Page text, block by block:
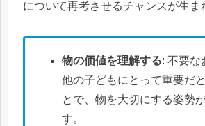
について再考させるチャンスが生ま
物の価値を理解する: 不要な
他の子どもにとって重要だ
とで、物を大切にする姿勢
す。